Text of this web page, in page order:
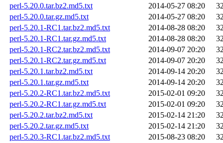
perl-5.20.0.tar.bz2.md5.txt
2014-05-27 08:20
perl-5.20.0.tar.gz.md5.txt
2014-05-27 08:20
perl-5.20.1-RC1.tar.bz2.md5.txt
2014-08-28 08:20
perl-5.20.1-RC1.tar.gz.md5.txt
2014-08-28 08:20
perl-5.20.1-RC2.tar.bz2.md5.txt
2014-09-07 20:20
perl-5.20.1-RC2.tar.gz.md5.txt
2014-09-07 20:20
perl-5.20.1.tar.bz2.md5.txt
2014-09-14 20:20
perl-5.20.1.tar.gz.md5.txt
2014-09-14 20:20
perl-5.20.2-RC1.tar.bz2.md5.txt
2015-02-01 09:20
perl-5.20.2-RC1.tar.gz.md5.txt
2015-02-01 09:20
perl-5.20.2.tar.bz2.md5.txt
2015-02-14 21:20
perl-5.20.2.tar.gz.md5.txt
2015-02-14 21:20
perl-5.20.3-RC1.tar.bz2.md5.txt
2015-08-23 08:20